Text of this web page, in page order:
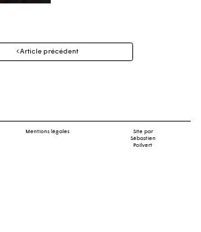
Article précédent
Mentions légales
Site par
Sébastien
Poilvert